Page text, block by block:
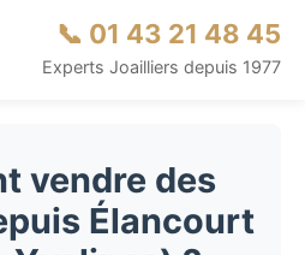
📞 01 43 21 48 45
Experts Joailliers depuis 1977
vendre des
Élancourt